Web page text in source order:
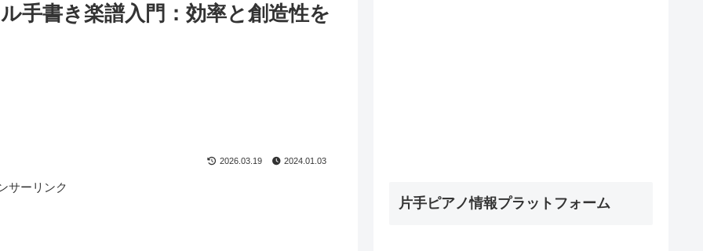
手書き楽譜入門：効率と創造性を
2026.03.19 2024.01.03
サーリンク
片手ピアノ情報プラットフォーム